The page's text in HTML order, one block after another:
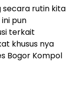
secara rutin kita
pun
terkait
khusus nya
Bogor Kompol